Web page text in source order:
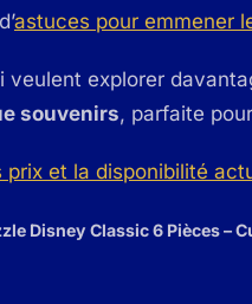
astuces pour emmener
veulent explorer
souvenirs, parfaite
prix et la disponibilité
Disney Classic 6 Pièces –